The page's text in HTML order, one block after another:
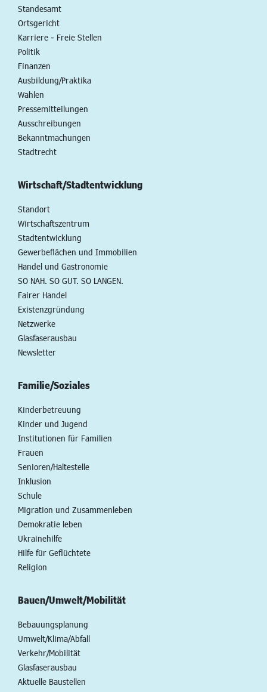
Standesamt
Ortsgericht
Karriere - Freie Stellen
Politik
Finanzen
Ausbildung/Praktika
Wahlen
Pressemitteilungen
Ausschreibungen
Bekanntmachungen
Stadtrecht
Wirtschaft/Stadtentwicklung
Standort
Wirtschaftszentrum
Stadtentwicklung
Gewerbeflächen und Immobilien
Handel und Gastronomie
SO NAH. SO GUT. SO LANGEN.
Fairer Handel
Existenzgründung
Netzwerke
Glasfaserausbau
Newsletter
Familie/Soziales
Kinderbetreuung
Kinder und Jugend
Institutionen für Familien
Frauen
Senioren/Haltestelle
Inklusion
Schule
Migration und Zusammenleben
Demokratie leben
Ukrainehilfe
Hilfe für Geflüchtete
Religion
Bauen/Umwelt/Mobilität
Bebauungsplanung
Umwelt/Klima/Abfall
Verkehr/Mobilität
Glasfaserausbau
Aktuelle Baustellen